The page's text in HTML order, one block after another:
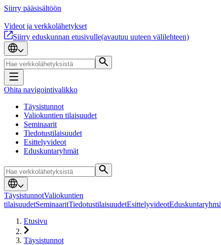
Siirry pääsisältöön
Videot ja verkkolähetykset
Siirry eduskunnan etusivulle(avautuu uuteen välilehteen)
Ohita navigointivalikko
Täysistunnot
Valiokuntien tilaisuudet
Seminaarit
Tiedotustilaisuudet
Esittelyvideot
Eduskuntaryhmät
TäysistunnotValiokuntien
tilaisuudetSeminaaritTiedotustilaisuudetEsittelyvideot
Etusivu
Täysistunnot